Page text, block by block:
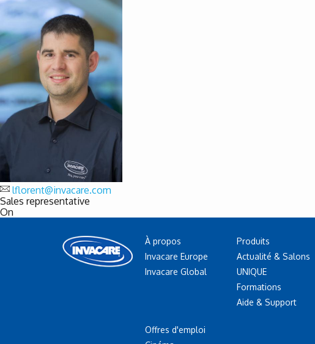
lflorent@invacare.com
Sales representative
On
À propos
Invacare Europe
Invacare Global
Offres d'emploi
Produits
Actualité & Salons
UNIQUE
Formations
Aide & Support